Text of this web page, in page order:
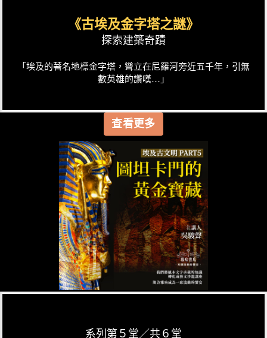
《古埃及金字塔之謎》
探索建築奇蹟
「埃及的著名地標金字塔，聳立在尼羅河旁近五千年，引無
數英雄的讚嘆…」
查看更多
系列第５堂／共６堂